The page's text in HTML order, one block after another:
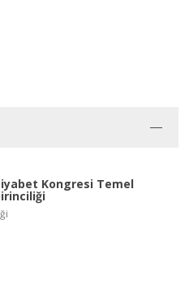
Kongresi Temel